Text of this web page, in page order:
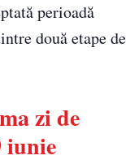
perioadă
două etape de
zi de
iunie